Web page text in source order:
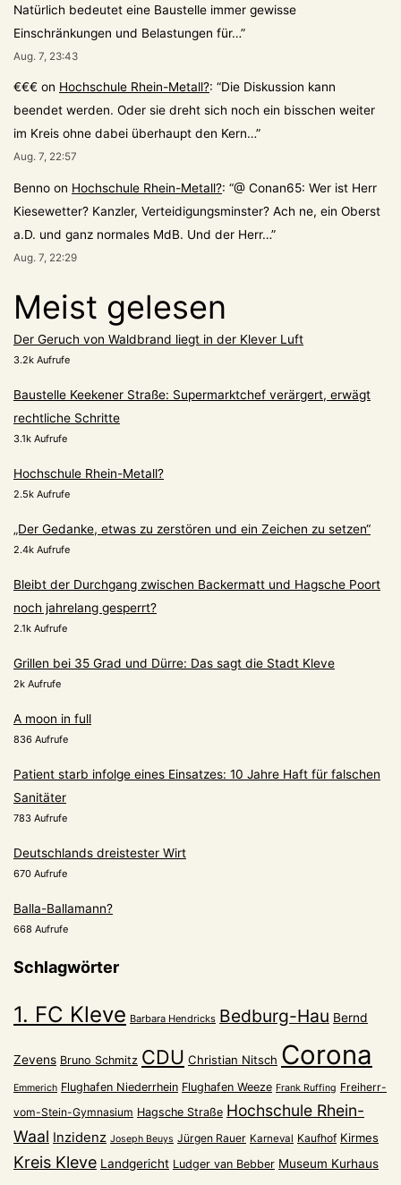
Natürlich bedeutet eine Baustelle immer gewisse
Einschränkungen und Belastungen für…”
Aug. 7, 23:43
€€€ on Hochschule Rhein-Metall?: “Die Diskussion kann
beendet werden. Oder sie dreht sich noch ein bisschen weiter
im Kreis ohne dabei überhaupt den Kern…”
Aug. 7, 22:57
Benno on Hochschule Rhein-Metall?: “@ Conan65: Wer ist Herr
Kiesewetter? Kanzler, Verteidigungsminster? Ach ne, ein Oberst
a.D. und ganz normales MdB. Und der Herr…”
Aug. 7, 22:29
Meist gelesen
Der Geruch von Waldbrand liegt in der Klever Luft
3.2k Aufrufe
Baustelle Keekener Straße: Supermarktchef verärgert, erwägt
rechtliche Schritte
3.1k Aufrufe
Hochschule Rhein-Metall?
2.5k Aufrufe
„Der Gedanke, etwas zu zerstören und ein Zeichen zu setzen“
2.4k Aufrufe
Bleibt der Durchgang zwischen Backermatt und Hagsche Poort
noch jahrelang gesperrt?
2.1k Aufrufe
Grillen bei 35 Grad und Dürre: Das sagt die Stadt Kleve
2k Aufrufe
A moon in full
836 Aufrufe
Patient starb infolge eines Einsatzes: 10 Jahre Haft für falschen
Sanitäter
783 Aufrufe
Deutschlands dreistester Wirt
670 Aufrufe
Balla-Ballamann?
668 Aufrufe
Schlagwörter
1. FC Kleve Barbara Hendricks Bedburg-Hau Bernd
Zevens Bruno Schmitz CDU Christian Nitsch Corona
Emmerich Flughafen Niederrhein Flughafen Weeze Frank Ruffing Freiherr-
vom-Stein-Gymnasium Hagsche Straße Hochschule Rhein-
Waal Inzidenz Joseph Beuys Jürgen Rauer Karneval Kaufhof Kirmes
Kreis Kleve Landgericht Ludger van Bebber Museum Kurhaus